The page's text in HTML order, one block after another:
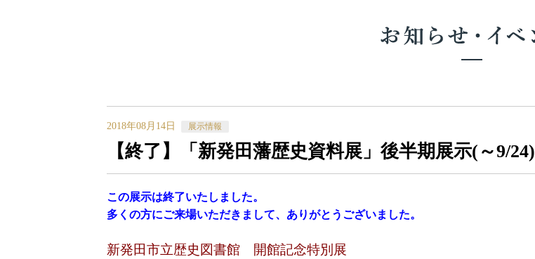
2018年08月14日 展示情報
【終了】「新発田藩歴史資料展」後半期展示(～9/24)
この展示は終了いたしました。
多くの方にご来場いただきまして、ありがとうございました。
新発田市立歴史図書館 開館記念特別展